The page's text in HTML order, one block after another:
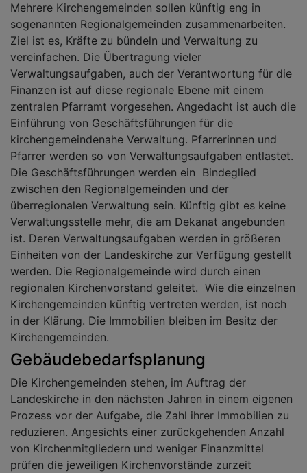
Mehrere Kirchengemeinden sollen künftig eng in
sogenannten Regionalgemeinden zusammenarbeiten.
Ziel ist es, Kräfte zu bündeln und Verwaltung zu
vereinfachen. Die Übertragung vieler
Verwaltungsaufgaben, auch der Verantwortung für die
Finanzen ist auf diese regionale Ebene mit einem
zentralen Pfarramt vorgesehen. Angedacht ist auch die
Einführung von Geschäftsführungen für die
kirchengemeindenahe Verwaltung. Pfarrerinnen und
Pfarrer werden so von Verwaltungsaufgaben entlastet.
Die Geschäftsführungen werden ein Bindeglied
zwischen den Regionalgemeinden und der
überregionalen Verwaltung sein. Künftig gibt es keine
Verwaltungsstelle mehr, die am Dekanat angebunden
ist. Deren Verwaltungsaufgaben werden in größeren
Einheiten von der Landeskirche zur Verfügung gestellt
werden. Die Regionalgemeinde wird durch einen
regionalen Kirchenvorstand geleitet. Wie die einzelnen
Kirchengemeinden künftig vertreten werden, ist noch
in der Klärung. Die Immobilien bleiben im Besitz der
Kirchengemeinden.
Gebäudebedarfsplanung
Die Kirchengemeinden stehen, im Auftrag der
Landeskirche in den nächsten Jahren in einem eigenen
Prozess vor der Aufgabe, die Zahl ihrer Immobilien zu
reduzieren. Angesichts einer zurückgehenden Anzahl
von Kirchenmitgliedern und weniger Finanzmittel
prüfen die jeweiligen Kirchenvorstände zurzeit